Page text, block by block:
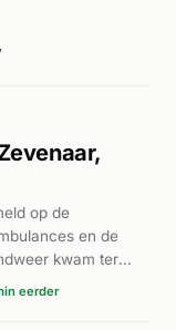
op de
en de
kwam ter
en
eerder